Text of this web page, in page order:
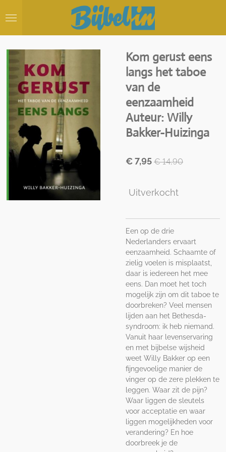
direct
hoofdinhoud
Kom gerust eens
langs het taboe
van de
eenzaamheid
Auteur: Willy
Bakker-Huizinga
€ 7,95 € 14,90
Uitverkocht
Een op de drie
Nederlanders ervaart
eenzaamheid. Schaamte of
zielig voelen is misplaatst,
daar is iedereen het mee
eens. Dan moet het toch
mogelijk zijn om dit taboe te
doorbreken? Veel mensen
lijden aan het Bethesda-
syndroom: ik heb niemand.
Vanuit haar levenservaring
en met bijbelse wijsheid
weet Willy Bakker op een
fijngevoelige manier de
vinger op de zere plekken te
leggen. Waar zit de pijn?
Waar liggen de sleutels
voor acceptatie en waar
liggen mogelijkheden voor
verandering? En hoe
doorbreek je de